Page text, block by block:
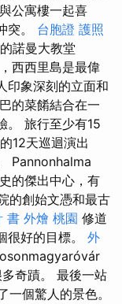
公寓樓一起喜
突。 台胞證 護照
諾曼大教堂
西西里島是最偉
印象深刻的立面和
的菜餚結合在一
。 旅行至少有15
12天巡迴演出
Pannonhalma
的傑出中心，有
的創始文憑和最古
書 外燴 桃園 修道
很好的目標。 外
奇蹟。 最後一站
個驚人的景色。